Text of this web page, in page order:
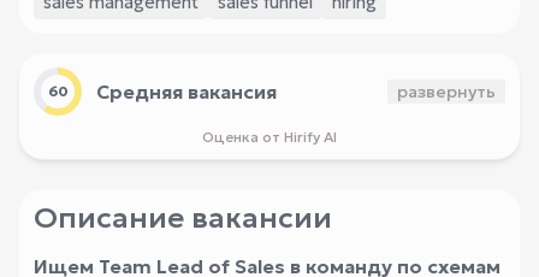
60 Средняя вакансия развернуть
Оценка от Hirify AI
Описание вакансии
Ищем Team Lead of Sales в команду по схемам